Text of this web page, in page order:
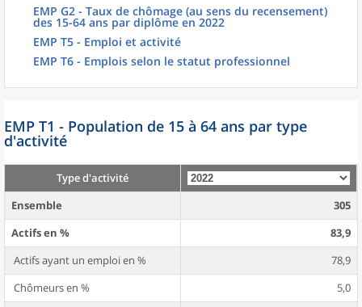
EMP G2 - Taux de chômage (au sens du recensement)
des 15-64 ans par diplôme en 2022
EMP T5 - Emploi et activité
EMP T6 - Emplois selon le statut professionnel
EMP T1 - Population de 15 à 64 ans par type
d'activité
Type d'activité
Ensemble
305
Actifs en %
83,9
Actifs ayant un emploi en %
78,9
Chômeurs en %
5,0